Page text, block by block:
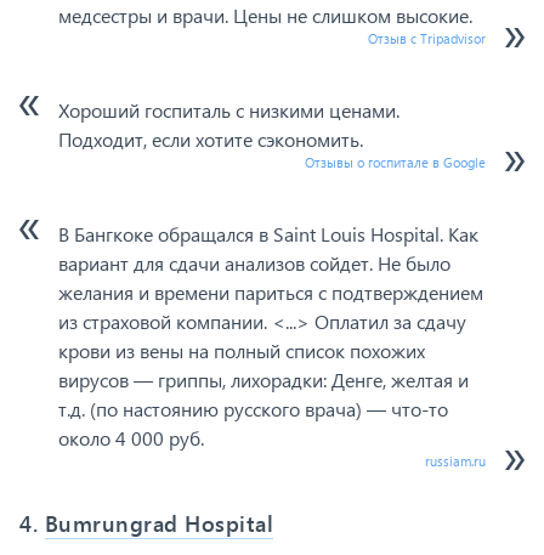
медсестры и врачи. Цены не слишком высокие.
Отзыв с Tripadvisor
Хороший госпиталь с низкими ценами.
Подходит, если хотите сэкономить.
Отзывы о госпитале в Google
В Бангкоке обращался в Saint Louis Hospital. Как
вариант для сдачи анализов сойдет. Не было
желания и времени париться с подтверждением
из страховой компании. <...> Оплатил за сдачу
крови из вены на полный список похожих
вирусов — гриппы, лихорадки: Денге, желтая и
т.д. (по настоянию русского врача) — что-то
около 4 000 руб.
russiam.ru
4. Bumrungrad Hospital